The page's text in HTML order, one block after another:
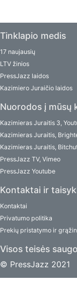
Tinklapio medis
17 naujausių
LTV žinios
PressJazz laidos
Kazimiero Juraičio laidos
Nuorodos į mūsų
Kazimieras Juraitis 3,
Kazimieras Juraitis,
Kazimieras Juraitis,
PressJazz TV, Vimeo
PressJazz Youtube
Kontaktai ir
Kontaktai
Privatumo politika
Prekių pristatymo ir
Visos teisės
© PressJazz 2021